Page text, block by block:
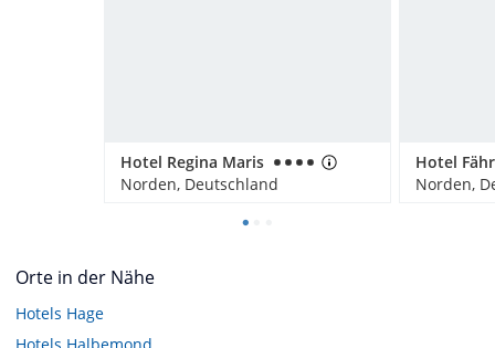
Hotel Regina Maris
Norden, Deutschland
Hotel
Norden,
Orte in der Nähe
Hotels Hage